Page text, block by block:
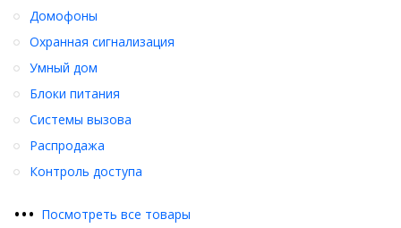
Домофоны
Охранная сигнализация
Умный дом
Блоки питания
Системы вызова
Распродажа
Контроль доступа
••• Посмотреть все товары